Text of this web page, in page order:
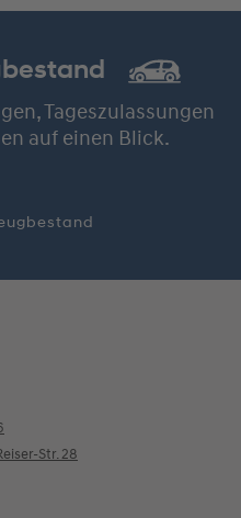
Tageszulassungen
auf einen Blick.
Str. 28